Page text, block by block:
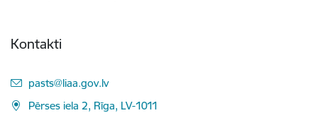
Kontakti
E-pasts:
pasts@liaa.gov.lv
Pērses iela 2, Rīga, LV-1011